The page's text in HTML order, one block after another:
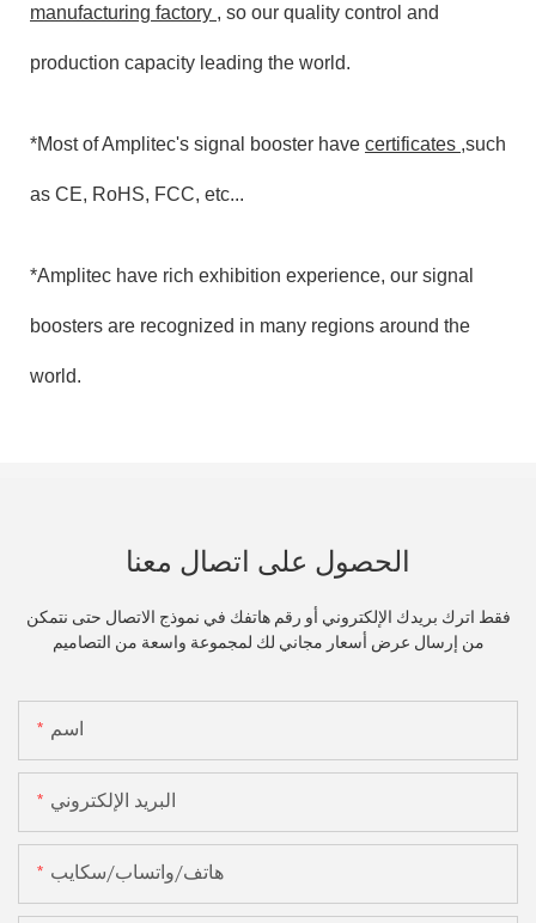
manufacturing factory , so our quality control and
production capacity leading the world.
*Most of Amplitec's signal booster have certificates ,such
as CE, RoHS, FCC, etc...
*Amplitec have rich exhibition experience, our signal
boosters are recognized in many regions around the
world.
الحصول على اتصال معنا
فقط اترك بريدك الإلكتروني أو رقم هاتفك في نموذج الاتصال حتى نتمكن
من إرسال عرض أسعار مجاني لك لمجموعة واسعة من التصاميم
اسم
البريد الإلكتروني
هاتف/واتساب/سكايب